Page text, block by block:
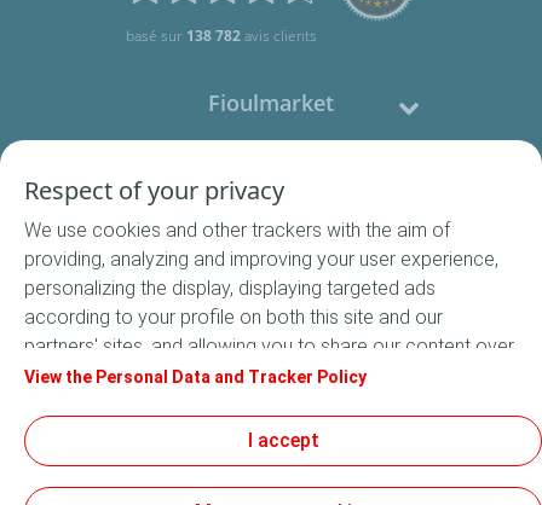
basé sur 138 782avis clients
Fioulmarket
Nous contacter
Suivez-nous
Conditions Générales de Vente
Respect of your privacy
We use cookies and other trackers with the aim of
providing, analyzing and improving your user experience,
personalizing the display, displaying targeted ads
according to your profile on both this site and our
partners' sites, and allowing you to share our content over
social media. In accordance with French legislation,
default. You can change your cookie settings at any time
by clicking on the "Manage my cookies" button. By clicking
on the "Accept" button, you agree that we may store all
View the Personal Data and Tracker Policy
I accept